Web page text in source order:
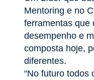
Mentoring e no
ferramentas que
desempenho e
composta hoje,
diferentes.
“No futuro todos